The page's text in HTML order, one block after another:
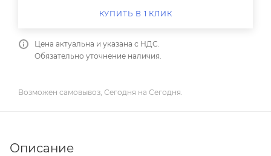
КУПИТЬ В 1 КЛИК
Цена актуальна и указана с НДС.
Обязательно уточнение наличия.
Возможен самовывоз, Сегодня на Сегодня.
Описание